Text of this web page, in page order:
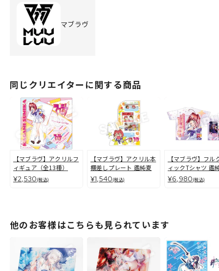
マブラヴ
同じクリエイターに関する商品
【マブラヴ】アクリルフ
ィギュア（全13種）
¥2,530(税込)
【マブラヴ】アクリル本
棚差しプレート 鑑純夏
¥1,540(税込)
【マブラヴ】フル
ィックTシャツ 鑑
（EXTRA編）
¥6,980(税込)
他のお客様はこちらも見られています